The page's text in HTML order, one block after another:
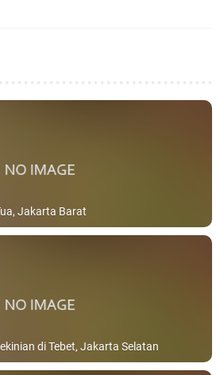
Jakarta Barat
di Tebet, Jakarta Selatan